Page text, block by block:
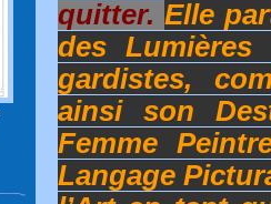
quitter. Elle
des Lumières
gardistes,
ainsi son
Femme
Langage